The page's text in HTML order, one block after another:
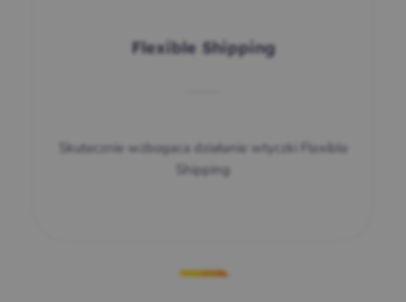
Flexible Shipping
Skutecznie wzbogaca działanie wtyczki Flexible
Shipping